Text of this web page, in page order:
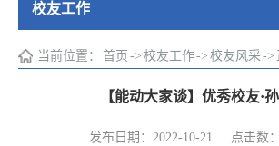
校友工作
当前位置： 首页 -> 校友工作-> 校友风采 ->
【能动大家谈】优秀校友·
发布日期：2022-10-21 点击数：